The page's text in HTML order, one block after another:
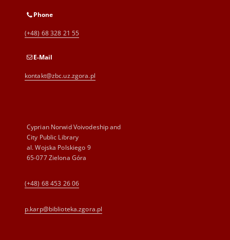
Phone
(+48) 68 328 21 55
E-Mail
kontakt@zbc.uz.zgora.pl
Cyprian Norwid Voivodeship and
City Public Library
al. Wojska Polskiego 9
65-077 Zielona Góra
(+48) 68 453 26 06
p.karp@biblioteka.zgora.pl